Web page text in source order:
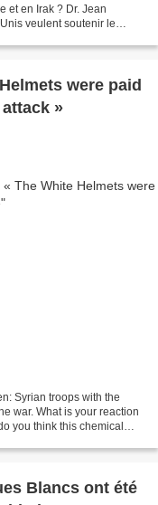
et en Irak ? Dr. Jean
veulent soutenir le
were paid
»
Syrian troops with the
war. What is your reaction
you think this chemical
Blancs ont été